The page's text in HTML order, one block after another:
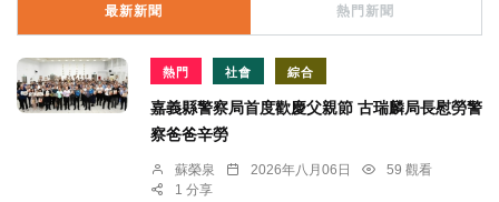
最新新聞 熱門新聞
熱門 社會 綜合
嘉義縣警察局首度歡慶父親節 古瑞麟局長慰勞警
察爸爸辛勞
蘇榮泉 2026年八月06日
59 觀看
1 分享